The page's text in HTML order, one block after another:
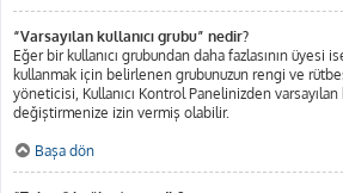
“Varsayılan kullanıcı grubu” nedir?
Eğer bir kullanıcı grubundan daha fazlasının üyesi
kullanmak için belirlenen grubunuzun rengi ve
yöneticisi, Kullanıcı Kontrol Panelinizden varsayılan
değiştirmenize izin vermiş olabilir.
Başa dön